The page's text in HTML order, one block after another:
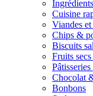
Cuisine
Viandes
Chips &
Biscuits
Fruits
Chocolat
Bonbons